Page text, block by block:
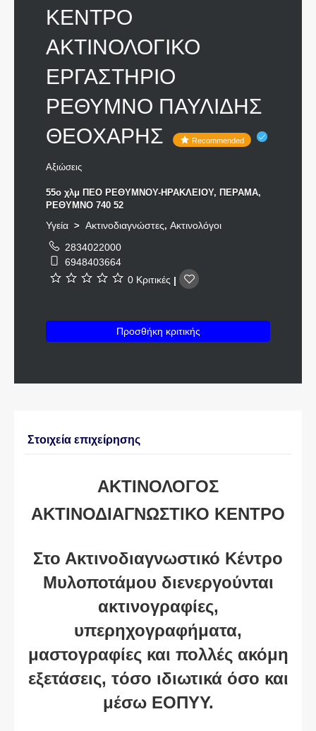
ΚΕΝΤΡΟ
ΑΚΤΙΝΟΛΟΓΙΚΟ
ΕΡΓΑΣΤΗΡΙΟ
ΡΕΘΥΜΝΟ ΠΑΥΛΙΔΗΣ
ΘΕΟΧΑΡΗΣ
Recommended
Αξιώσεις
55ο χλμ ΠΕΟ ΡΕΘΥΜΝΟΥ-ΗΡΑΚΛΕΙΟΥ, ΠΕΡΑΜΑ,
ΡΕΘΥΜΝΟ 740 52
Υγεία > Ακτινοδιαγνώστες, Ακτινολόγοι
2834022000
6948403664
0 Κριτικές |
Προσθήκη κριτικής
Στοιχεία επιχείρησης
ΑΚΤΙΝΟΛΟΓΟΣ
ΑΚΤΙΝΟΔΙΑΓΝΩΣΤΙΚΟ ΚΕΝΤΡΟ
Στο Ακτινοδιαγνωστικό Κέντρο
Μυλοποτάμου διενεργούνται
ακτινογραφίες,
υπερηχογραφήματα,
μαστογραφίες και πολλές ακόμη
εξετάσεις, τόσο ιδιωτικά όσο και
μέσω ΕΟΠΥΥ.